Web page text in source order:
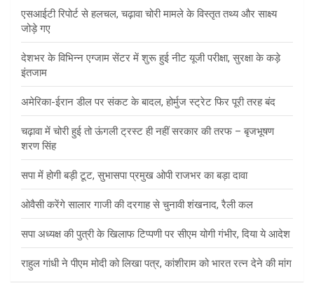
एसआईटी रिपोर्ट से हलचल, चढ़ावा चोरी मामले के विस्तृत तथ्य और साक्ष्य
जोड़े गए
देशभर के विभिन्न एग्जाम सेंटर में शुरू हुई नीट यूजी परीक्षा, सुरक्षा के कड़े
इंतजाम
अमेरिका-ईरान डील पर संकट के बादल, होर्मुज स्ट्रेट फिर पूरी तरह बंद
चढ़ावा में चोरी हुई तो ऊंगली ट्रस्ट ही नहीं सरकार की तरफ – बृजभूषण
शरण सिंह
सपा में होगी बड़ी टूट, सुभासपा प्रमुख ओपी राजभर का बड़ा दावा
ओवैसी करेंगे सालार गाजी की दरगाह से चुनावी शंखनाद, रैली कल
सपा अध्यक्ष की पुत्री के खिलाफ टिप्पणी पर सीएम योगी गंभीर, दिया ये आदेश
राहुल गांधी ने पीएम मोदी को लिखा पत्र, कांशीराम को भारत रत्न देने की मांग